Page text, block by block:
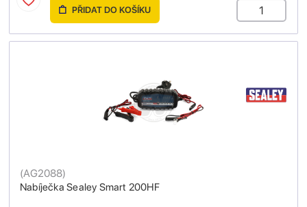
PŘIDAT DO KOŠÍKU
Nabíječka Sealey Smart 200HF
(AG2088)